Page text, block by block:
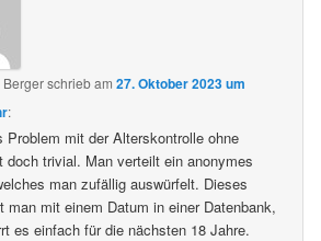
schriebam27. Oktober 2023 um
:
Problem mit der Alterskontrolle ohne
doch trivial. Man verteilt ein anonymes
man zufällig auswürfelt. Dieses
man mit einem Datum in einer Datenbank,
es einfach für die nächsten 18 Jahre.